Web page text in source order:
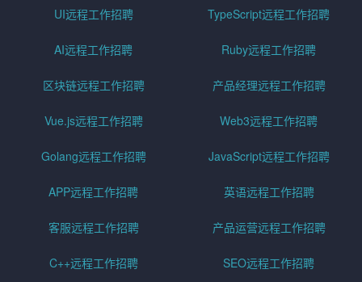
UI远程工作招聘 TypeScript远程工作招聘
AI远程工作招聘 Ruby远程工作招聘
区块链远程工作招聘 产品经理远程工作招聘
Vue.js远程工作招聘 Web3远程工作招聘
Golang远程工作招聘 JavaScript远程工作招聘
APP远程工作招聘 英语远程工作招聘
客服远程工作招聘 产品运营远程工作招聘
C++远程工作招聘 SEO远程工作招聘